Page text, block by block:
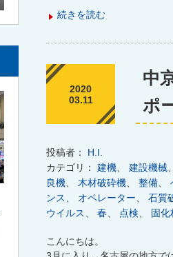
続きを読む
2020
03.11
中
ポ
投稿者： H.I.
カテゴリ： 建機 建設機械
良機
木材破砕機 整備
ンス
オペレーター 石質
ウイルス
春 点検 固化
こんにちは。